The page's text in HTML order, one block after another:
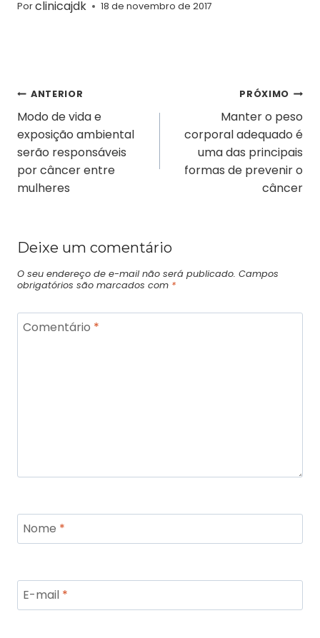
Porclinicajdk 18 de novembro de 2017
ANTERIOR
Modo de vida e
exposição ambiental
serão responsáveis
por câncer entre
mulheres
PRÓXIMO
Manter o peso
corporal adequado é
uma das principais
formas de prevenir o
câncer
Deixe um comentário
O seu endereço de e-mail não será publicado. Campos
obrigatórios são marcados com *
Comentário *
Nome *
E-mail *